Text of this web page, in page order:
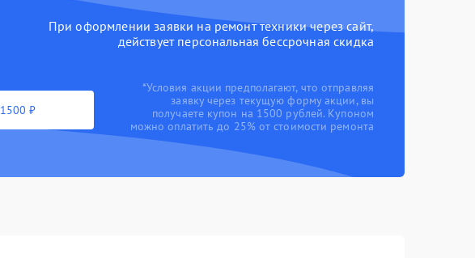
При оформлении заявки на ремонт техники через сайт,
действует персональная бессрочная скидка
₽
*Условия акции предполагают, что отправляя
заявку через текущую форму акции, вы
получаете купон на 1500 рублей. Купоном
можно оплатить до 25% от стоимости ремонта